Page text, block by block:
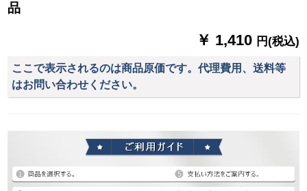
品
￥ 1,410 円(税込)
ここで表示されるのは商品原価です。代理費用、送料等
はお問い合わせください。